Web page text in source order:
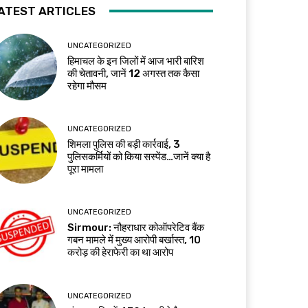
ARTICLES
UNCATEGORIZED
हिमाचल के इन जिलों में आज भारी बारिश
की चेतावनी, जानें 12 अगस्त तक कैसा
रहेगा मौसम
UNCATEGORIZED
शिमला पुलिस की बड़ी कार्रवाई, 3
पुलिसकर्मियों को किया सस्पेंड…जानें क्या है
पूरा मामला
UNCATEGORIZED
Sirmour: नौहराधार कोऑपरेटिव बैंक
गबन मामले में मुख्य आरोपी बर्खास्त, 10
करोड़ की हेराफेरी का था आरोप
UNCATEGORIZED